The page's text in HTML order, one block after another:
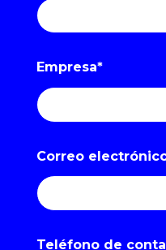
Empresa*
Correo
Teléfono de